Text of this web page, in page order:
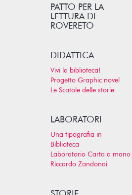
PATTO PER LA
LETTURA DI
ROVERETO
DIDATTICA
Vivi la biblioteca!
Progetto Graphic novel
Le Scatole delle storie
LABORATORI
Una tipografia in
Biblioteca
Laboratorio Carta a mano
Riccardo Zandonai